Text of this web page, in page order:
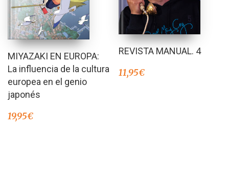
MIYAZAKI EN EUROPA:
La influencia de la cultura
europea en el genio
japonés
19,95€
REVISTA MANUAL. 4
11,95€